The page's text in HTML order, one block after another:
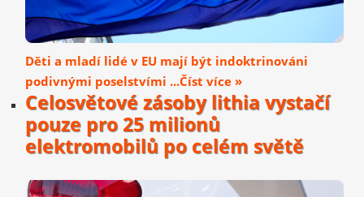
Děti a mladí lidé v EU mají být indoktrinováni
podivnými poselstvími ...Číst více »
Celosvětové zásoby lithia vystačí
pouze pro 25 milionů
elektromobilů po celém světě